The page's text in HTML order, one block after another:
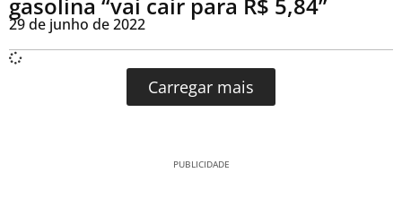
29 de junho de 2022
Carregar mais
PUBLICIDADE